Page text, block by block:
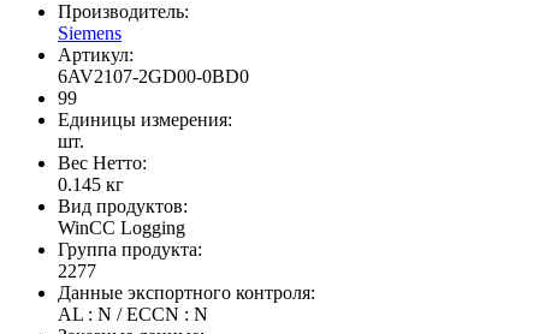
Производитель:
Siemens
Артикул:
6AV2107-2GD00-0BD0
99
Единицы измерения:
шт.
Вес Нетто:
0.145 кг
Вид продуктов:
WinCC Logging
Группа продукта:
2277
Данные экспортного контроля:
AL : N / ECCN : N